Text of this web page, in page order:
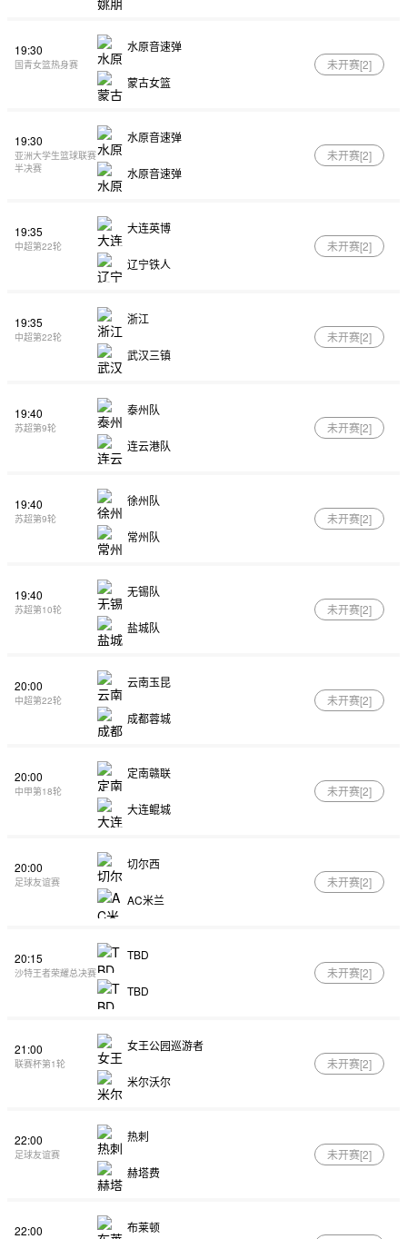
19:30
国青女篮热身赛
水原音速弹
蒙古女篮
未开赛[2]
19:30
亚洲大学生篮球联赛
半决赛
水原音速弹
水原音速弹
未开赛[2]
19:35
中超第22轮
大连英博
辽宁铁人
未开赛[2]
19:35
中超第22轮
浙江
武汉三镇
未开赛[2]
19:40
苏超第9轮
泰州队
连云港队
未开赛[2]
19:40
苏超第9轮
徐州队
常州队
未开赛[2]
19:40
苏超第10轮
无锡队
盐城队
未开赛[2]
20:00
中超第22轮
云南玉昆
成都蓉城
未开赛[2]
20:00
中甲第18轮
定南赣联
大连鲲城
未开赛[2]
20:00
足球友谊赛
切尔西
AC米兰
未开赛[2]
20:15
沙特王者荣耀总决赛
TBD
TBD
未开赛[2]
21:00
联赛杯第1轮
女王公园巡游者
米尔沃尔
未开赛[2]
22:00
足球友谊赛
热刺
赫塔费
未开赛[2]
22:00
布莱顿